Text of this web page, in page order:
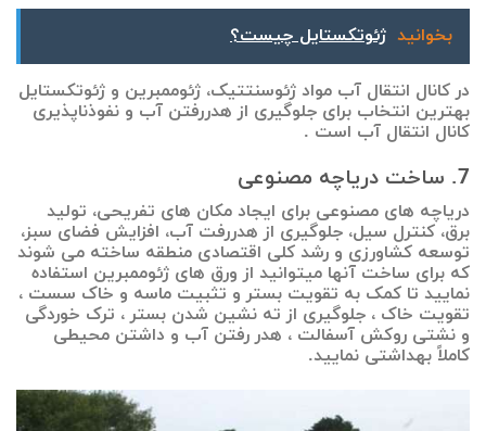
بخوانید ژئوتکستایل چیست؟
در کانال انتقال آب مواد ژئوسنتتیک، ژئوممبرین و ژئوتکستایل
بهترین انتخاب برای جلوگیری از هدررفتن آب و نفوذناپذیری
کانال انتقال آب است .
7. ساخت دریاچه مصنوعی
دریاچه های مصنوعی برای ایجاد مکان های تفریحی، تولید
برق، کنترل سیل، جلوگیری از هدررفت آب، افزایش فضای سبز،
توسعه کشاورزی و رشد کلی اقتصادی منطقه ساخته می شوند
که برای ساخت آنها میتوانید از ورق های ژئوممبرین استفاده
نمایید تا کمک به تقویت بستر و تثبیت ماسه و خاک سست ،
تقویت خاک ، جلوگیری از ته نشین شدن بستر ، ترک خوردگی
و نشتی روکش آسفالت ، هدر رفتن آب و داشتن محیطی
کاملاً بهداشتی نمایید.